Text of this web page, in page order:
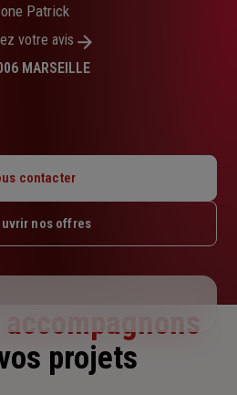
Patrick
votre avis
MARSEILLE
18h
18h
contacter
nos offres
projets